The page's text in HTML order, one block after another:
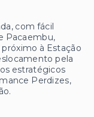
com fácil
Pacaembu,
à Estação
pela
estratégicos
Perdizes,